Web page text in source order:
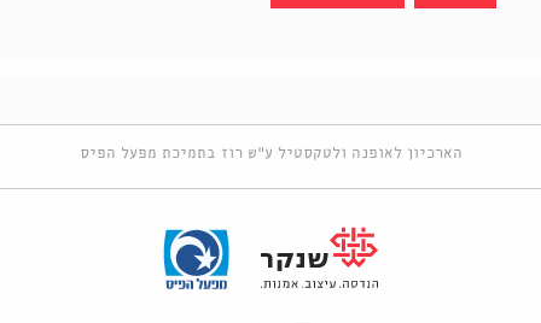
הארכיון לאופנה ולטקסטיל ע"ש רוז בתמיכת מפעל הפיס